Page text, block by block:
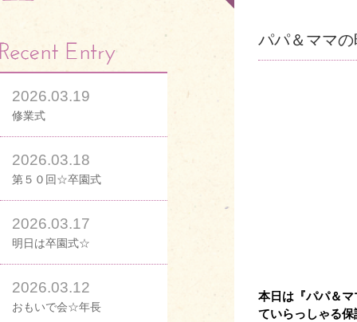
2026.03.19
修業式
2026.03.18
第５０回☆卒園式
2026.03.17
明日は卒園式☆
2026.03.12
おもいで会☆年長
パパ＆ママ
本日は『パパ＆
ていらっしゃる